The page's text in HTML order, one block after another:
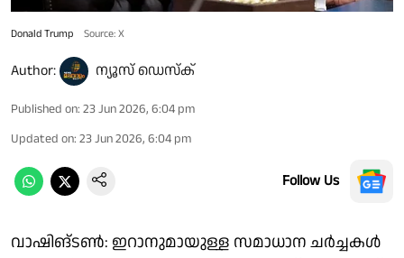
Donald Trump Source: X
Author: ന്യൂസ് ഡെസ്ക്
Published on: 23 Jun 2026, 6:04 pm
Updated on: 23 Jun 2026, 6:04 pm
Follow Us
വാഷിങ്ടണ്‍: ഇറാനുമായുള്ള സമാധാന ചര്‍ച്ചകള്‍